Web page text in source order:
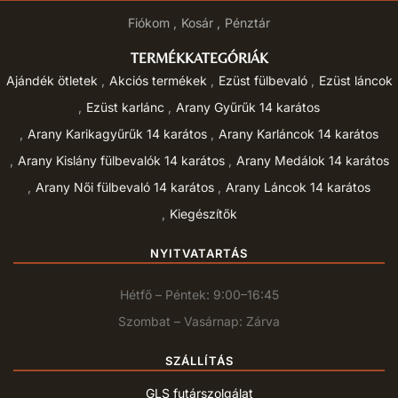
Fiókom Kosár Pénztár
TERMÉKKATEGÓRIÁK
Ajándék ötletek Akciós termékek Ezüst fülbevaló
Ezüst láncok
Ezüst karlánc
Arany Gyűrűk 14 karátos
Arany Karikagyűrűk 14 karátos
Arany Karláncok 14 karátos
Arany Kislány fülbevalók 14 karátos
Arany Medálok 14 karátos
Arany Női fülbevaló 14 karátos
Arany Láncok 14 karátos
Kiegészítők
NYITVATARTÁS
Hétfő – Péntek: 9:00–16:45
Szombat – Vasárnap: Zárva
SZÁLLÍTÁS
GLS futárszolgálat